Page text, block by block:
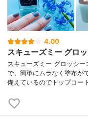
4.00
スキューズミー グロ
スキューズミー グロッシ
で、簡単にムラなく塗布が
備えているのでトップコー